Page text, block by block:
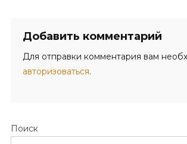
Добавить комментарий
Для отправки комментария вам
авторизоваться.
Поиск